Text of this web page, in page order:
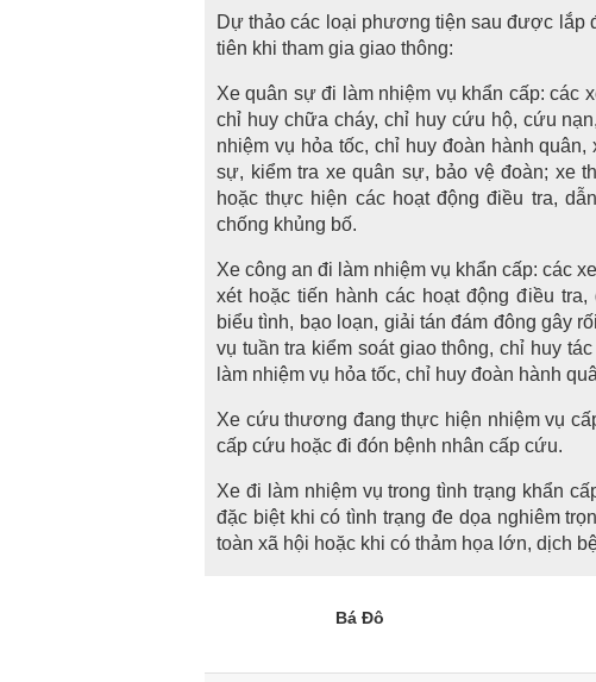
Dự thảo các loại phương tiện sau được lắp
tiên khi tham gia giao thông:
Xe quân sự đi làm nhiệm vụ khẩn cấp: các
chỉ huy chữa cháy, chỉ huy cứu hộ, cứu
nhiệm vụ hỏa tốc, chỉ huy đoàn hành
sự, kiểm tra xe quân sự, bảo vệ đoàn; xe
hoặc thực hiện các hoạt động điều tra,
chống khủng bố.
Xe công an đi làm nhiệm vụ khẩn cấp: các
xét hoặc tiến hành các hoạt động điều
biểu tình, bạo loạn, giải tán đám đông gây
vụ tuần tra kiểm soát giao thông, chỉ huy
làm nhiệm vụ hỏa tốc, chỉ huy đoàn hành
Xe cứu thương đang thực hiện nhiệm vụ
cấp cứu hoặc đi đón bệnh nhân cấp cứu.
Xe đi làm nhiệm vụ trong tình trạng khẩn
đặc biệt khi có tình trạng đe dọa nghiêm
toàn xã hội hoặc khi có thảm họa lớn, dịch
Bá Đô